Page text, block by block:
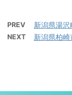
PREV 新潟県湯
NEXT 新潟県柏